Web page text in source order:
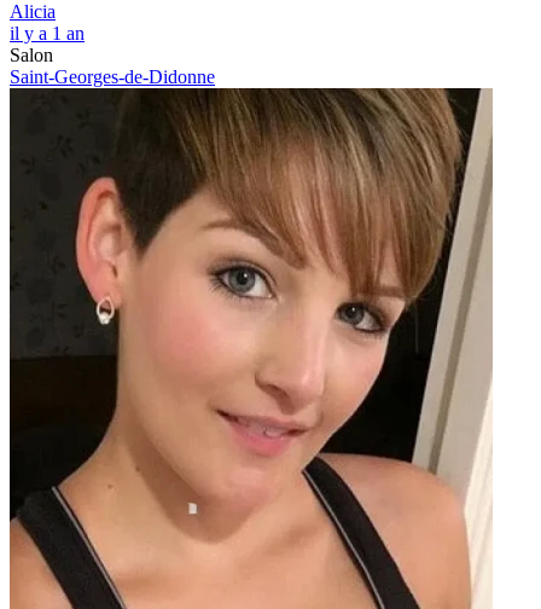
Alicia
il y a 1 an
Salon
Saint-Georges-de-Didonne